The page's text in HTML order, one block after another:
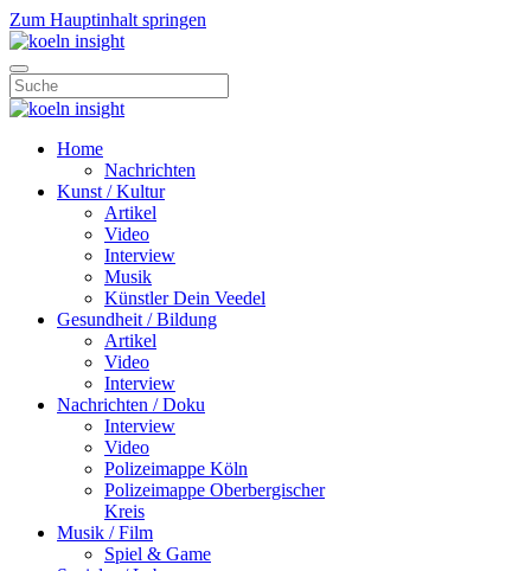
Zum Hauptinhalt springen
Home
Nachrichten
Kunst / Kultur
Artikel
Video
Interview
Musik
Künstler Dein Veedel
Gesundheit / Bildung
Artikel
Video
Interview
Nachrichten / Doku
Interview
Video
Polizeimappe Köln
Polizeimappe Oberbergischer
Kreis
Musik / Film
Spiel & Game